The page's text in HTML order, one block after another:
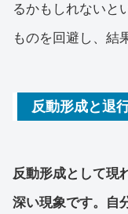
るかもしれないと
ものを回避し、結
反動形成と退
反動形成として現
深い現象です。自